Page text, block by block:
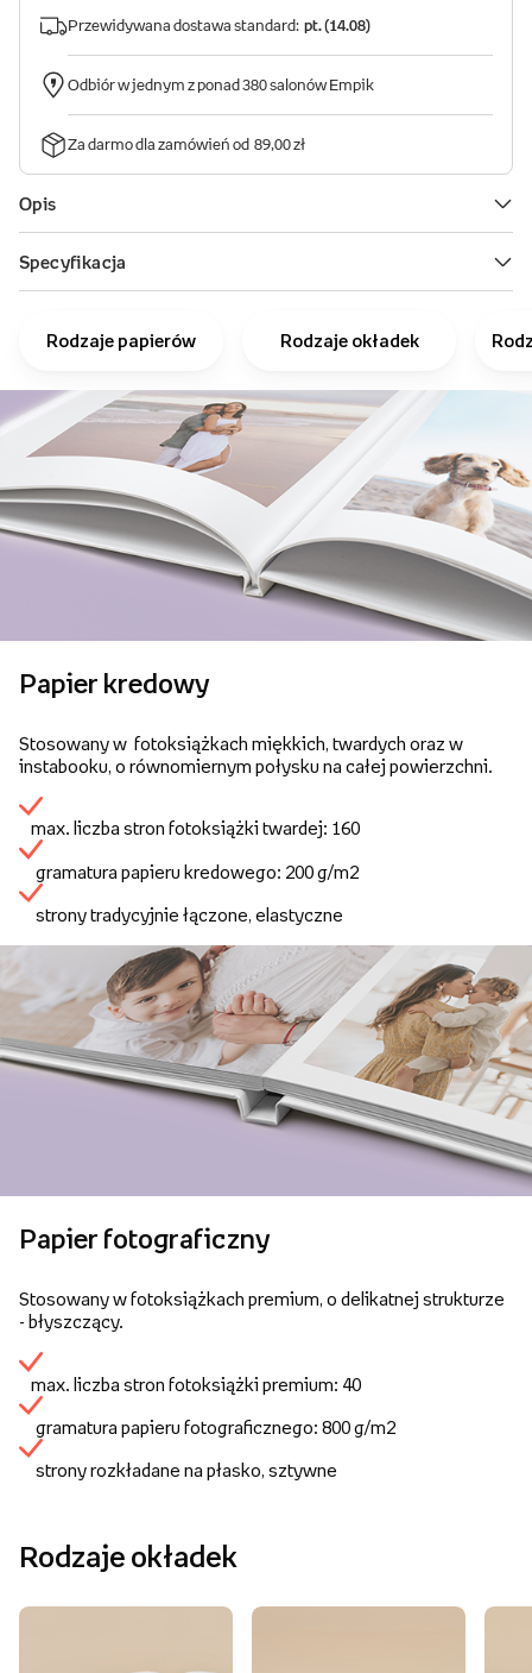
Rodzaje papierów Rodzaje okładek
Papier kredowy
Stosowany w fotoksiążkach miękkich, twardych oraz w
instabooku, o równomiernym połysku na całej powierzchni.
max. liczba stron fotoksiążki twardej: 160
gramatura papieru kredowego: 200 g/m2
strony tradycyjnie łączone, elastyczne
Papier fotograficzny
Stosowany w fotoksiążkach premium, o delikatnej strukturze
- błyszczący.
max. liczba stron fotoksiążki premium: 40
gramatura papieru fotograficznego: 800 g/m2
strony rozkładane na płasko, sztywne
Rodzaje okładek